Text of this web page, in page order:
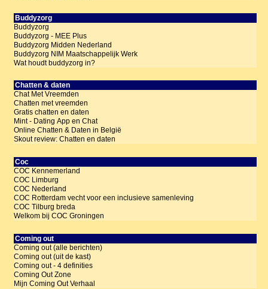
Buddyzorg
Buddyzorg
Buddyzorg - MEE Plus
Buddyzorg Midden Nederland
Buddyzorg NIM Maatschappelijk Werk
Wat houdt buddyzorg in?
Chatten & daten
Chat Met Vreemden
Chatten met vreemden
Gratis chatten en daten
Mint - Dating App en Chat
Online Chatten & Daten in België
Skout review: Chatten en daten
Coc
COC Kennemerland
COC Limburg
COC Nederland
COC Rotterdam vecht voor een inclusieve samenleving
COC Tilburg breda
Welkom bij COC Groningen
Coming out
Coming out (alle berichten)
Coming out (uit de kast)
Coming out - 4 definities
Coming Out Zone
Mijn Coming Out Verhaal